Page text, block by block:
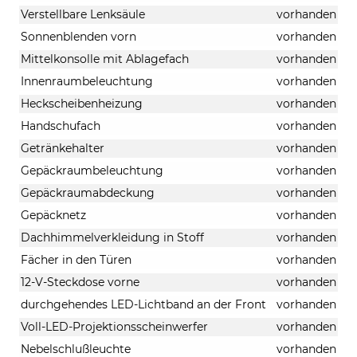
Verstellbare Lenksäule
vorhanden
Sonnenblenden vorn
vorhanden
Mittelkonsolle mit Ablagefach
vorhanden
Innenraumbeleuchtung
vorhanden
Heckscheibenheizung
vorhanden
Handschufach
vorhanden
Getränkehalter
vorhanden
Gepäckraumbeleuchtung
vorhanden
Gepäckraumabdeckung
vorhanden
Gepäcknetz
vorhanden
Dachhimmelverkleidung in Stoff
vorhanden
Fächer in den Türen
vorhanden
12-V-Steckdose vorne
vorhanden
durchgehendes LED-Lichtband an der Front
vorhanden
Voll-LED-Projektionsscheinwerfer
vorhanden
Nebelschlußleuchte
vorhanden